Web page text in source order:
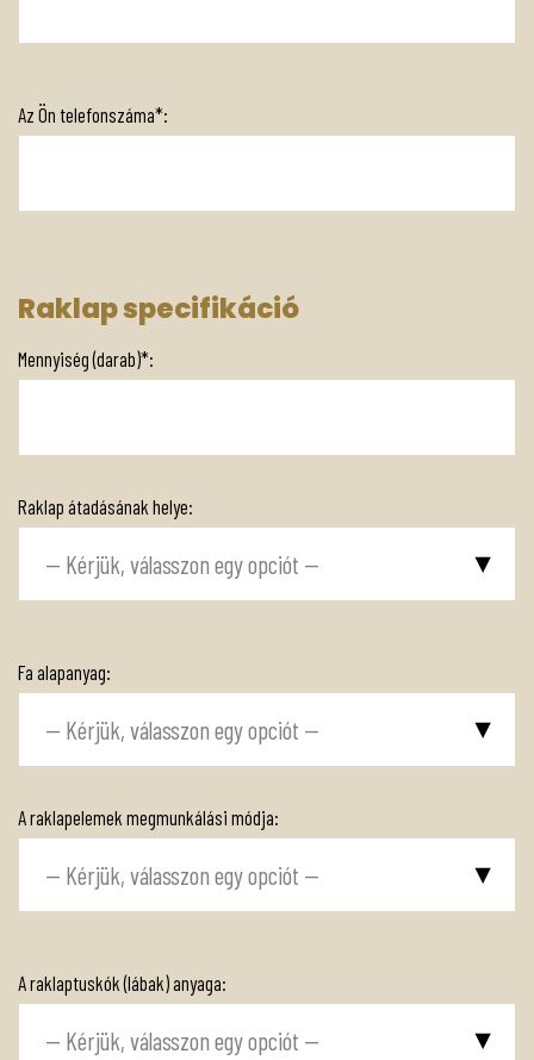
Az Ön telefonszáma*:
Raklap specifikáció
Mennyiség (darab)*:
Raklap átadásának helye:
Fa alapanyag:
A raklapelemek megmunkálási módja:
A raklaptuskók (lábak) anyaga: